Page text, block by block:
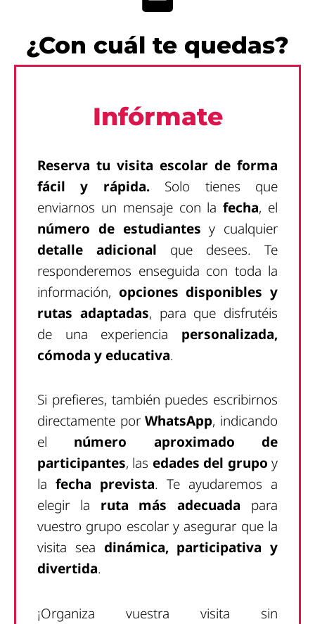
¿Con cuál te quedas?
Infórmate
Reserva tu visita escolar de forma
fácil y rápida. Solo tienes que
enviarnos un mensaje con lafecha, el
número de estudiantes y cualquier
detalle adicional que desees. Te
responderemos enseguida con toda la
información, opciones disponibles y
rutas adaptadas, para que disfrutéis
de una experiencia personalizada,
cómoda y educativa.
Si prefieres, también puedes escribirnos
directamente porWhatsApp, indicando
el número aproximado de
participantes, las edades del grupo y
la fecha prevista. Te ayudaremos a
elegir la ruta más adecuada para
vuestro grupo escolar y asegurar que la
visita sea dinámica, participativa y
divertida.
¡Organiza vuestra visita sin